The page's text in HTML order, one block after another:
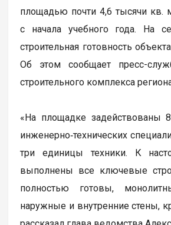
площадью почти 4,6 тысячи кв.
с начала учебного года. На
строительная готовность
Об этом сообщает пресс-
строительного комплекса
«На площадке задействованы
инженерно‑технических
три единицы техники. К
выполнены все ключевые
полностью готовы,
наружные и внутренние стены,